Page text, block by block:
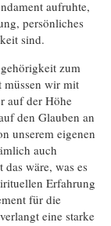
aufruhte,
persönliches
sind.
zum
müssen wir mit
auf der Höhe
den Glauben an
unserem eigenen
auch
das wäre, was es
Erfahrung
für die
eine starke